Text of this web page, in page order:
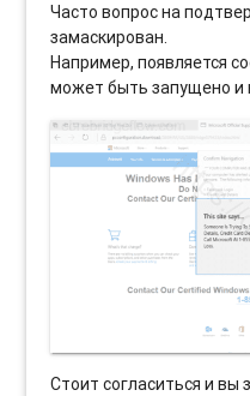
Часто вопрос на
замаскирован.
Например, появляется
может быть запущено и
Стоит согласиться и